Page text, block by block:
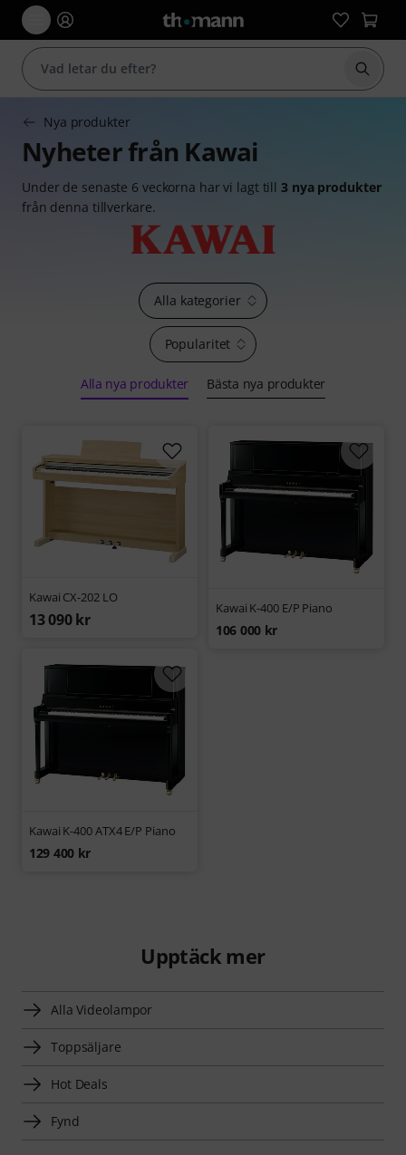
Börja
Nya produkter
Nyheter från Kawai
Under de senaste 6 veckorna har vi lagt till3 nya produkter
från denna tillverkare.
Popularitet
Alla kategorier
Alla nya produkter Bästa nya produkter
Kawai CX-202 LO
13 090 kr
Kawai K-400 E/P Piano
106 000 kr
Kawai K-400 ATX4 E/P Piano
129 400 kr
Upptäck mer
Alla Videolampor
Toppsäljare
Hot Deals
Fynd